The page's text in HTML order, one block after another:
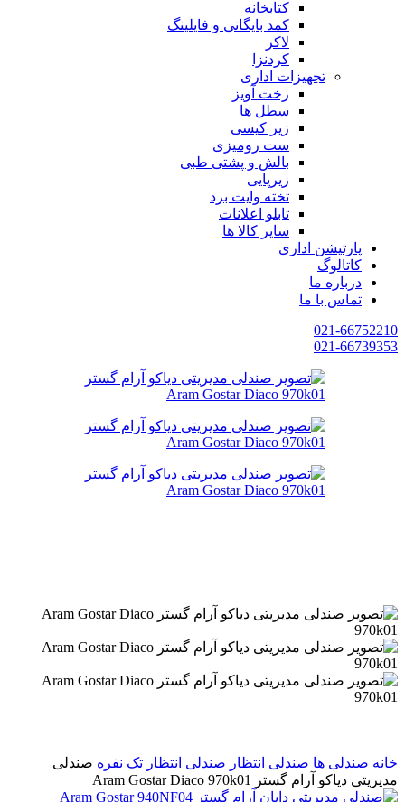
کتابخانه
کمد بایگانی و فایلینگ
لاکر
کردنزا
تجهیزات اداری
رخت آویز
سطل ها
زیر کیسی
ست رومیزی
بالش و پشتی طبی
زیرپایی
تخته وایت برد
تابلو اعلانات
سایر کالا ها
پارتیشن اداری
کاتالوگ
درباره ما
تماس با ما
021-66752210
021-66739353
خانه صندلی ها صندلی انتظار صندلی انتظار تک نفره صندلی
مدیریتی دیاکو آرام گستر Aram Gostar Diaco 970k01